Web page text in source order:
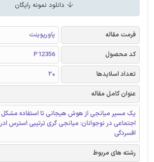
دانلود نمونه رایگان
فرمت مقاله
پاورپوینت
کد محصول
P12356
تعداد اسلایدها
20
عنوان کامل مقاله
یک مسیر میانجی از هوش هیجانی تا استفاده مشکل
اجتماعی در نوجوانان: میانجی گری ترتیبی استرس
افسردگی
رشته های مربوط